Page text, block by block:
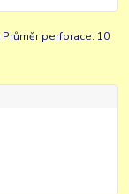
perforace: 10